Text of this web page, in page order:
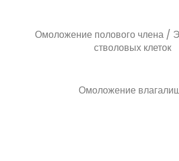
Омоложение полового члена /
стволовых клеток
Омоложение